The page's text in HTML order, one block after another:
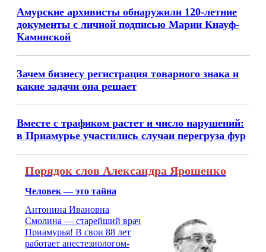
Амурские архивисты обнаружили 120-летние
документы с личной подписью Марии Кнауф-
Каминской
Зачем бизнесу регистрация товарного знака и
какие задачи она решает
Вместе с трафиком растет и число нарушений:
в Приамурье участились случаи перегруза фур
Порядок слов Александра Ярошенко
Человек — это тайна
Антонина Ивановна
Смолина — старейший врач
Приамурья! В свои 88 лет
работает анестезиологом-